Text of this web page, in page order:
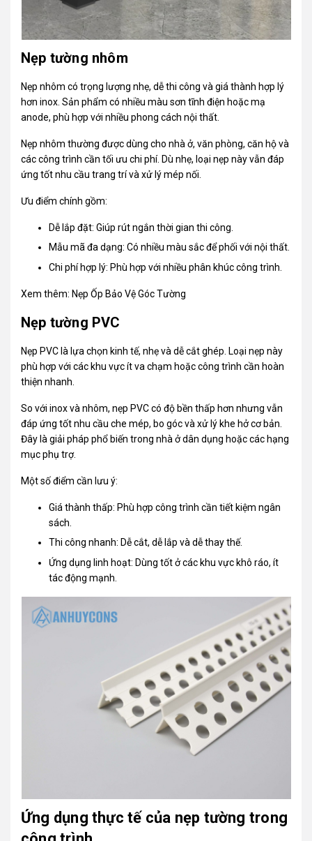
Nẹp tường nhôm
Nẹp nhôm có trọng lượng nhẹ, dễ thi công và giá thành hợp lý
hơn inox. Sản phẩm có nhiều màu sơn tĩnh điện hoặc mạ
anode, phù hợp với nhiều phong cách nội thất.
Nẹp nhôm thường được dùng cho nhà ở, văn phòng, căn hộ và
các công trình cần tối ưu chi phí. Dù nhẹ, loại nẹp này vẫn đáp
ứng tốt nhu cầu trang trí và xử lý mép nối.
Ưu điểm chính gồm:
Dễ lắp đặt: Giúp rút ngắn thời gian thi công.
Mẫu mã đa dạng: Có nhiều màu sắc để phối với nội thất.
Chi phí hợp lý: Phù hợp với nhiều phân khúc công trình.
Xem thêm: Nẹp Ốp Bảo Vệ Góc Tường
Nẹp tường PVC
Nẹp PVC là lựa chọn kinh tế, nhẹ và dễ cắt ghép. Loại nẹp này
phù hợp với các khu vực ít va chạm hoặc công trình cần hoàn
thiện nhanh.
So với inox và nhôm, nẹp PVC có độ bền thấp hơn nhưng vẫn
đáp ứng tốt nhu cầu che mép, bo góc và xử lý khe hở cơ bản.
Đây là giải pháp phổ biến trong nhà ở dân dụng hoặc các hạng
mục phụ trợ.
Một số điểm cần lưu ý:
Giá thành thấp: Phù hợp công trình cần tiết kiệm ngân
sách.
Thi công nhanh: Dễ cắt, dễ lắp và dễ thay thế.
Ứng dụng linh hoạt: Dùng tốt ở các khu vực khô ráo, ít
tác động mạnh.
Ứng dụng thực tế của nẹp tường trong